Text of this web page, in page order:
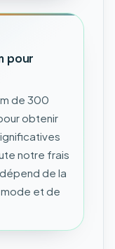
pour
de 300
obtenir
notre frais
de la
et de